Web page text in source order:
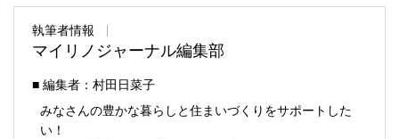
執筆者情報
マイリノジャーナル編集部
■ 編集者：村田日菜子
みなさんの豊かな暮らしと住まいづくりをサポートした
い！